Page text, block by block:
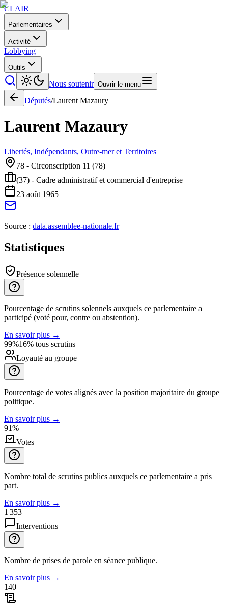
CLAIR
Parlementaires
Activité
Lobbying
Outils
Nous soutenir Ouvrir le menu
Députés/Laurent Mazaury
Laurent Mazaury
Libertés, Indépendants, Outre-mer et Territoires
78 - Circonscription 11 (78)
(37) - Cadre administratif et commercial d'entreprise
23 août 1965
Source : data.assemblee-nationale.fr
Statistiques
Présence solennelle
Pourcentage de scrutins solennels auxquels ce parlementaire a
participé (voté pour, contre ou abstention).
En savoir plus →
99%16% tous scrutins
Loyauté au groupe
Pourcentage de votes alignés avec la position majoritaire du groupe
politique.
En savoir plus →
91%
Votes
Nombre total de scrutins publics auxquels ce parlementaire a pris
part.
En savoir plus →
1 353
Interventions
Nombre de prises de parole en séance publique.
En savoir plus →
140